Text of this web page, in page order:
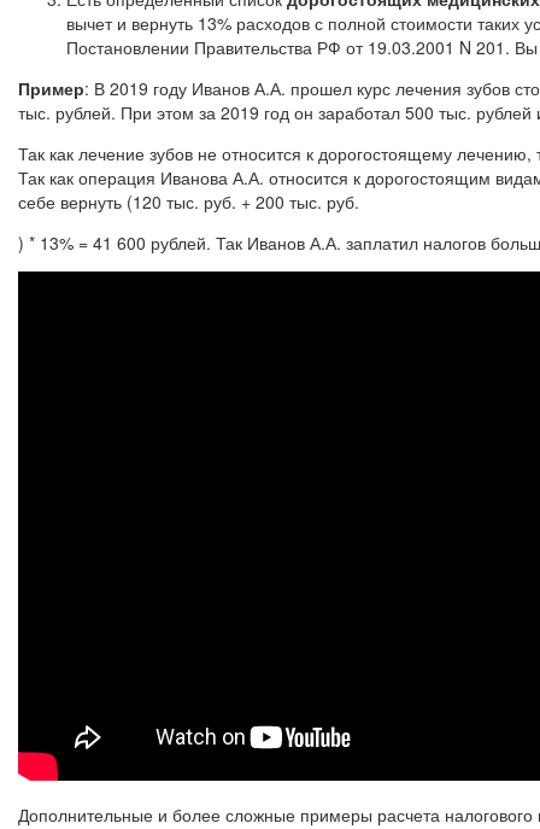
вычет и вернуть 13% расходов с полной стоимости
Постановлении Правительства РФ от 19.03.2001 N 201.
Пример: В 2019 году Иванов А.А. прошел курс лечения зубов
тыс. рублей. При этом за 2019 год он заработал 500 тыс.
Так как лечение зубов не относится к дорогостоящему
Так как операция Иванова А.А. относится к дорогостоящим
себе вернуть (120 тыс. руб. + 200 тыс. руб.
) * 13% = 41 600 рублей. Так Иванов А.А. заплатил налогов
Дополнительные и более сложные примеры расчета